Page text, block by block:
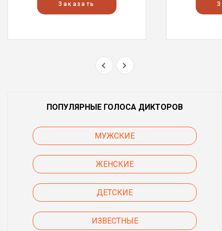
Заказать
ПОПУЛЯРНЫЕ ГОЛОСА ДИКТОРОВ
МУЖСКИЕ
ЖЕНСКИЕ
ДЕТСКИЕ
ИЗВЕСТНЫЕ